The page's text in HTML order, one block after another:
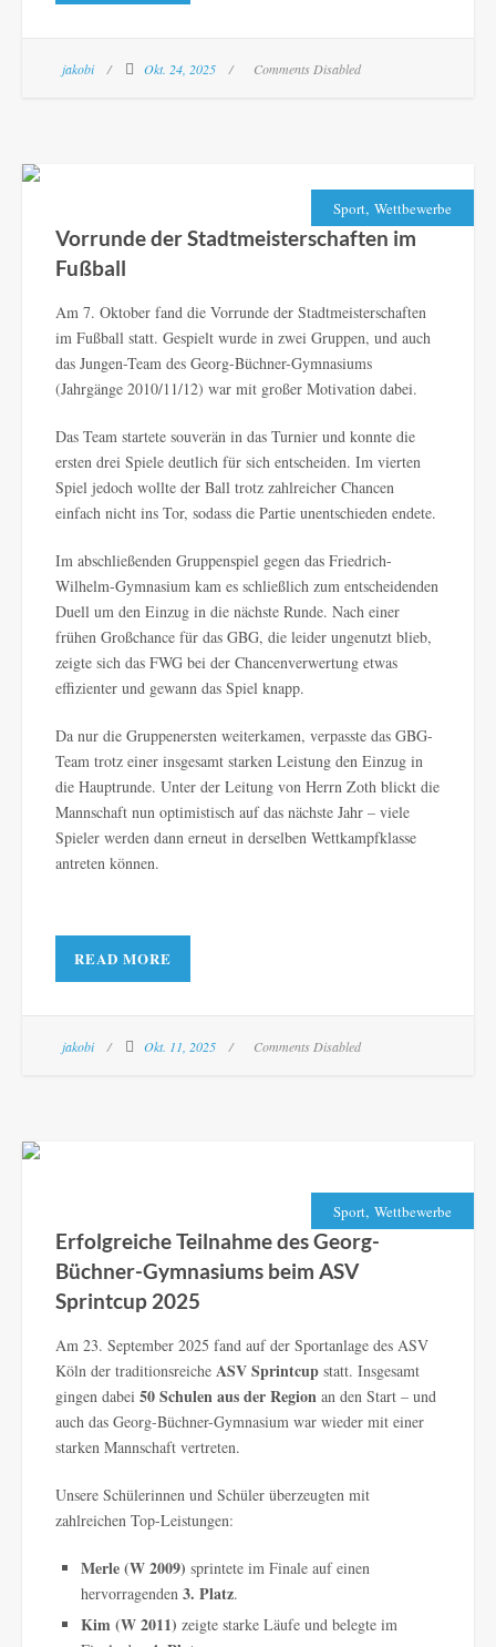
jakobi Okt. 24, 2025 Comments Disabled
Sport, Wettbewerbe
Vorrunde der Stadtmeisterschaften im
Fußball
Am 7. Oktober fand die Vorrunde der Stadtmeisterschaften
im Fußball statt. Gespielt wurde in zwei Gruppen, und auch
das Jungen-Team des Georg-Büchner-Gymnasiums
(Jahrgänge 2010/11/12) war mit großer Motivation dabei.
Das Team startete souverän in das Turnier und konnte die
ersten drei Spiele deutlich für sich entscheiden. Im vierten
Spiel jedoch wollte der Ball trotz zahlreicher Chancen
einfach nicht ins Tor, sodass die Partie unentschieden endete.
Im abschließenden Gruppenspiel gegen das Friedrich-
Wilhelm-Gymnasium kam es schließlich zum entscheidenden
Duell um den Einzug in die nächste Runde. Nach einer
frühen Großchance für das GBG, die leider ungenutzt blieb,
zeigte sich das FWG bei der Chancenverwertung etwas
effizienter und gewann das Spiel knapp.
Da nur die Gruppenersten weiterkamen, verpasste das GBG-
Team trotz einer insgesamt starken Leistung den Einzug in
die Hauptrunde. Unter der Leitung von Herrn Zoth blickt die
Mannschaft nun optimistisch auf das nächste Jahr – viele
Spieler werden dann erneut in derselben Wettkampfklasse
antreten können.
READ MORE
jakobi Okt. 11, 2025 Comments Disabled
Sport, Wettbewerbe
Erfolgreiche Teilnahme des Georg-
Büchner-Gymnasiums beim ASV
Sprintcup 2025
Am 23. September 2025 fand auf der Sportanlage des ASV
Köln der traditionsreiche ASV Sprintcup statt. Insgesamt
gingen dabei 50 Schulen aus der Region an den Start – und
auch das Georg-Büchner-Gymnasium war wieder mit einer
starken Mannschaft vertreten.
Unsere Schülerinnen und Schüler überzeugten mit
zahlreichen Top-Leistungen:
Merle (W 2009) sprintete im Finale auf einen
hervorragenden 3. Platz.
Kim (W 2011) zeigte starke Läufe und belegte im